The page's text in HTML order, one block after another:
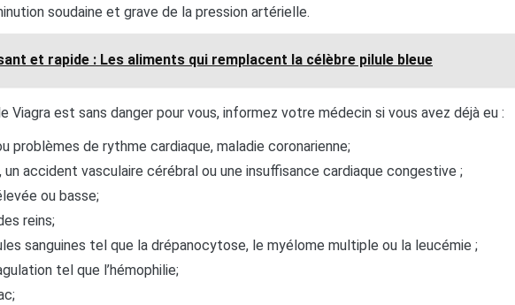
soudaine et grave de la pression artérielle.
et rapide : Les aliments qui remplacent la célèbre pilule bleue
Viagra est sans danger pour vous, informez votre médecin si vous avez déjà eu :
problèmes de rythme cardiaque, maladie coronarienne;
un accident vasculaire cérébral ou une insuffisance cardiaque congestive ;
ou basse;
reins;
sanguines tel que la drépanocytose, le myélome multiple ou la leucémie ;
tel que l’hémophilie;